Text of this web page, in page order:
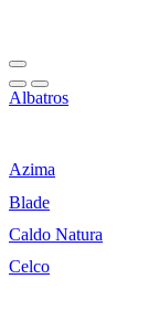
Albatros
Azima
Blade
Caldo Natura
Celco